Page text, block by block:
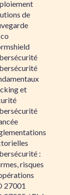
de
et
:
risques
27001